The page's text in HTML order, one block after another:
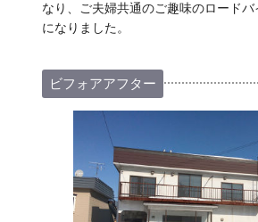
なり、ご夫婦共通のご趣味のロードバ
になりました。
ビフォアアフター